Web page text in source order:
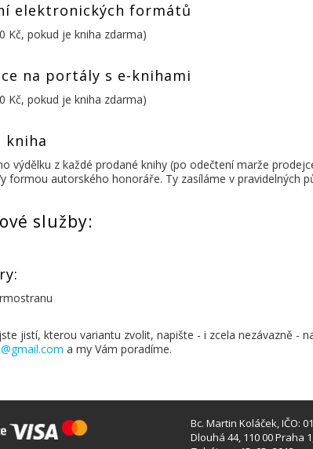
elektronických formátů
Kč, pokud je kniha zdarma)
na portály s e-knihami
Kč, pokud je kniha zdarma)
kniha
výdělku z každé prodané knihy (po odečtení marže
formou autorského honoráře. Ty zasíláme v pravidelných
služby:
jistí, kterou variantu zvolit, napište - i zcela nezávazně -
a my Vám poradíme.
Bc. Martin Koláček, IČO:
Dlouhá 44, 110 00 Praha